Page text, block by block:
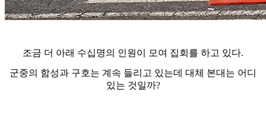
조금 더 아래 수십명의 인원이 모여 집회를 하고 있다.
군중의 함성과 구호는 계속 들리고 있는데 대체 본대는 어디
있는 것일까?